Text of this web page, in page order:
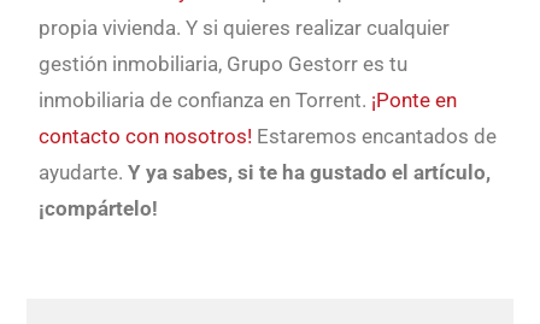
propia vivienda. Y si quieres realizar cualquier
gestión inmobiliaria, Grupo Gestorr es tu
inmobiliaria de confianza en Torrent. ¡Ponte en
contacto con nosotros! Estaremos encantados de
ayudarte.Y ya sabes, si te ha gustado el artículo,
¡compártelo!